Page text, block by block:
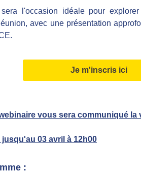
l'occasion idéale pour
avec une présentation
Je m'inscris ici
vous sera communiqué la
jusqu'au 03 avril à 12h00
: